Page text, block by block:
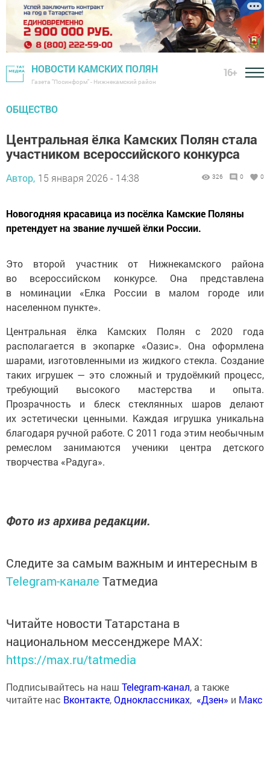
НОВОСТИ КАМСКИХ ПОЛЯН
Газета "Посинформ" - Нижнекамский район
16+
ОБЩЕСТВО
Центральная ёлка Камских Полян стала
участником всероссийского конкурса
Автор, 15 января 2026 - 14:38 326 0 0
Новогодняя красавица из посёлка Камские Поляны
претендует на звание лучшей ёлки России.
Это второй участник от Нижнекамского района
во всероссийском конкурсе. Она представлена
в номинации «Елка России в малом городе или
населенном пункте».
Центральная ёлка Камских Полян с 2020 года
располагается в экопарке «Оазис». Она оформлена
шарами, изготовленными из жидкого стекла. Создание
таких игрушек — это сложный и трудоёмкий процесс,
требующий высокого мастерства и опыта.
Прозрачность и блеск стеклянных шаров делают
их эстетически ценными. Каждая игрушка уникальна
благодаря ручной работе. С 2011 года этим необычным
ремеслом занимаются ученики центра детского
творчества «Радуга».
Фото из архива редакции.
Следите за самым важным и интересным в
Telegram-канале Татмедиа
Читайте новости Татарстана в
национальном мессенджере MАХ:
https://max.ru/tatmedia
Подписывайтесь на наш Telegram-канал, а также
читайте нас Вконтакте,Одноклассниках, «Дзен» и Макс